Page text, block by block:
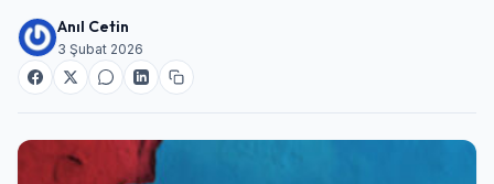
Anıl Cetin
3 Şubat 2026